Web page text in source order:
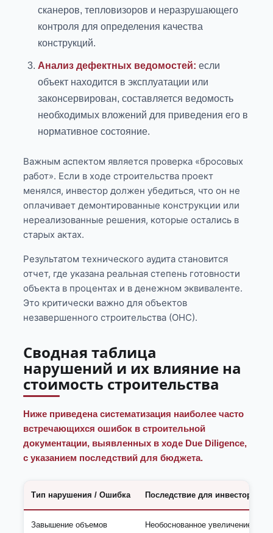
сканеров, тепловизоров и неразрушающего
контроля для определения качества
конструкций.
Анализ дефектных ведомостей: если
объект находится в эксплуатации или
законсервирован, составляется ведомость
необходимых вложений для приведения его в
нормативное состояние.
Важным аспектом является проверка «бросовых
работ». Если в ходе строительства проект
менялся, инвестор должен убедиться, что он не
оплачивает демонтированные конструкции или
нереализованные решения, которые остались в
старых актах.
Результатом технического аудита становится
отчет, где указана реальная степень готовности
объекта в процентах и в денежном эквиваленте.
Это критически важно для объектов
незавершенного строительства (ОНС).
Сводная таблица
нарушений и их влияние на
стоимость строительства
Ниже приведена систематизация наиболее часто
встречающихся ошибок в строительной
документации, выявленных в ходе Due Diligence,
с указанием последствий для бюджета.
Тип нарушения / Ошибка Последствие для инвестора
Завышение объемов
Необоснованное увеличение